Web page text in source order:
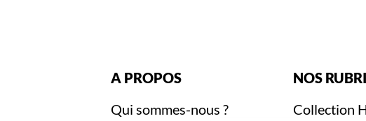
A PROPOS
Qui sommes-nous ?
NOS
Collection